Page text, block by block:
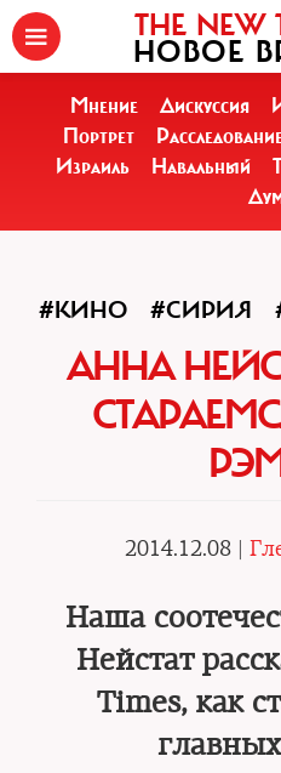
THE NEW
НОВОЕ
Мнение Дискуссия
Портрет
Израиль
Навальный
#КИНО #СИРИЯ
АННА
2014.12.08 |
Наша
Нейстат
Times, как